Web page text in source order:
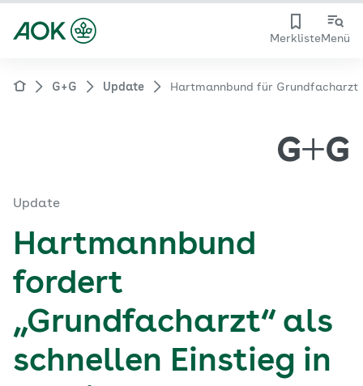
MerklisteMenü
G+G Update Hartmannbund für Grundfacharzt
Update
Hartmannbund
fordert
„Grundfacharzt“ als
schnellen Einstieg in